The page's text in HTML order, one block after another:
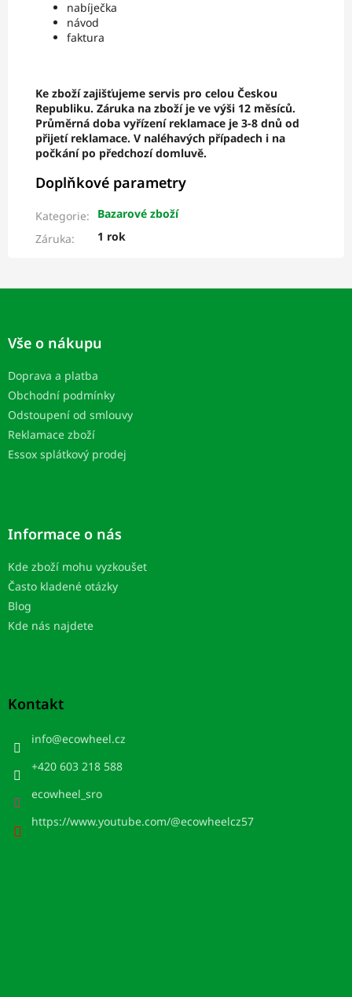
nabíječka
návod
faktura
Ke zboží zajišťujeme servis pro celou Českou
Republiku. Záruka na zboží je ve výši 12 měsíců.
Průměrná doba vyřízení reklamace je 3-8 dnů od
přijetí reklamace. V naléhavých případech i na
počkání po předchozí domluvě.
Doplňkové parametry
Kategorie:
Bazarové zboží
Záruka: 1 rok
Z
Vše o nákupu
Doprava a platba
Obchodní podmínky
Odstoupení od smlouvy
Reklamace zboží
Essox splátkový prodej
Informace o nás
Kde zboží mohu vyzkoušet
Často kladené otázky
Blog
Kde nás najdete
Kontakt
info@ecowheel.cz
+420 603 218 588
ecowheel_sro
https://www.youtube.com/@ecowheelcz57